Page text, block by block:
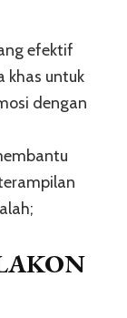
efektif
khas untuk
dengan